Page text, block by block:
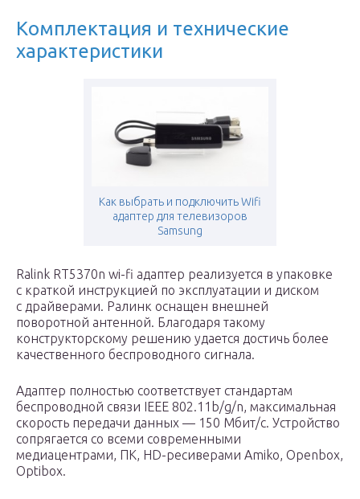
Комплектация и технические
характеристики
Как выбрать и подключить Wifi
адаптер для телевизоров
Samsung
Ralink RT5370n wi-fi адаптер реализуется в упаковке
с краткой инструкцией по эксплуатации и диском
с драйверами. Ралинк оснащен внешней
поворотной антенной. Благодаря такому
конструкторскому решению удается достичь более
качественного беспроводного сигнала.
Адаптер полностью соответствует стандартам
беспроводной связи IEEE 802.11b/g/n, максимальная
скорость передачи данных — 150 Мбит/с. Устройство
сопрягается со всеми современными
медиацентрами, ПК, HD-ресиверами Amiko, Openbox,
Optibox.